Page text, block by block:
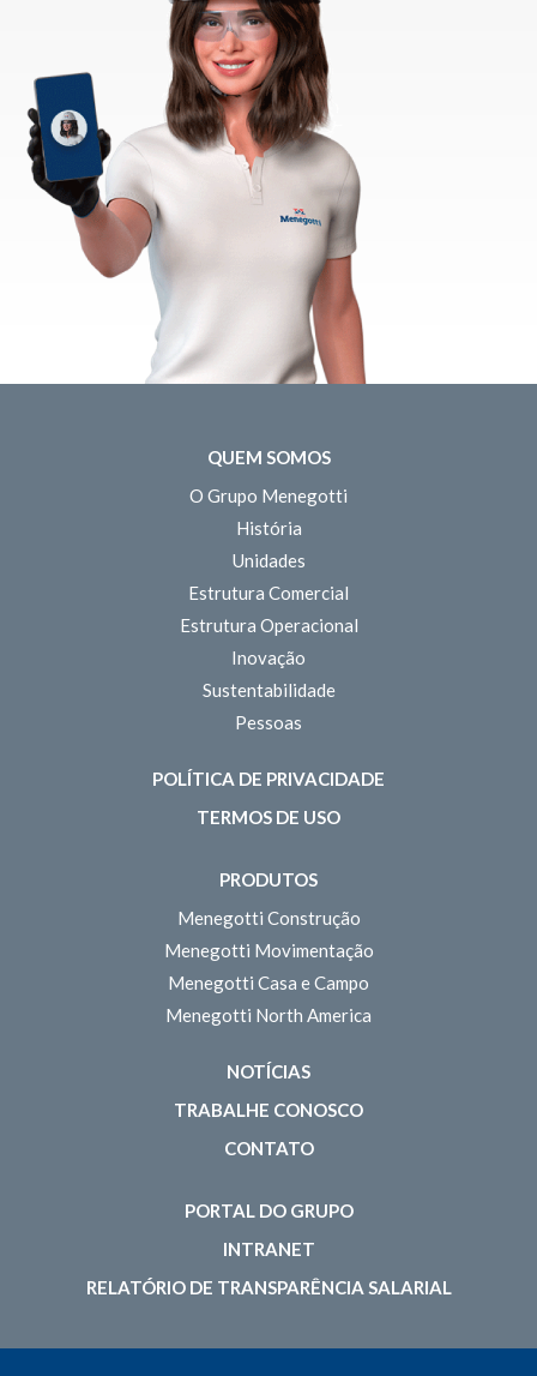
QUEM SOMOS
O Grupo Menegotti
História
Unidades
Estrutura Comercial
Estrutura Operacional
Inovação
Sustentabilidade
Pessoas
POLÍTICA DE PRIVACIDADE
TERMOS DE USO
PRODUTOS
Menegotti Construção
Menegotti Movimentação
Menegotti Casa e Campo
Menegotti North America
NOTÍCIAS
TRABALHE CONOSCO
CONTATO
PORTAL DO GRUPO
INTRANET
RELATÓRIO DE TRANSPARÊNCIA SALARIAL